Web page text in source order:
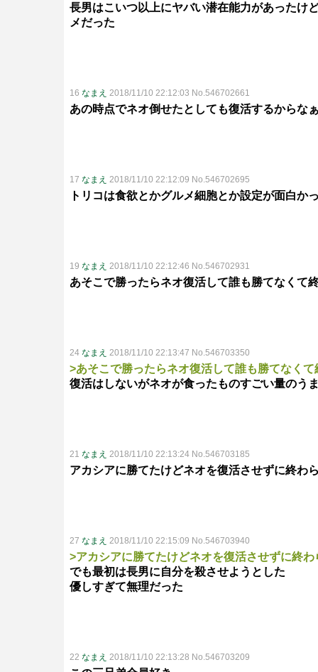
長男はこいつ以上にヤバい潜在能力があったけ
メだった
16 なまえ 2018/11/10 22:12:03 No.546702661
あの時点でネオ倒せたとしても復活するからな
17 なまえ 2018/11/10 22:12:09 No.546702695
トリコは食欲とかグルメ細胞とか設定が面白か
19 なまえ 2018/11/10 22:12:46 No.546702931
あそこで勝ったらネオ復活して誰も勝てなくて
24 なまえ 2018/11/10 22:13:47 No.546703350
>あそこで勝ったらネオ復活して誰も勝てなくて
復活はしないがネオが食ったものすごい量のう
21 なまえ 2018/11/10 22:13:24 No.546703185
アカシアに勝てたけどネオを復活させずに終わ
27 なまえ 2018/11/10 22:15:09 No.546703940
>アカシアに勝てたけどネオを復活させずに終
でも最初は長男に自分を殺させようとした
優しすぎて無理だった
22 なまえ 2018/11/10 22:13:28 No.546703209